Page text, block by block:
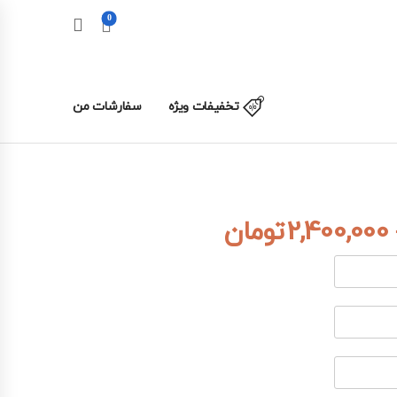
0
تخفیفات ویژه سفارشات من
تومان2,400,000